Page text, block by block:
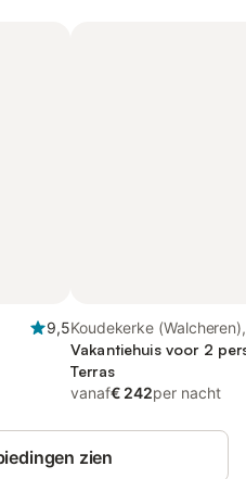
9,5Koudekerke
Kust
Vakantiehuis voor 2
Terras
vanaf€ 242per nacht
zien